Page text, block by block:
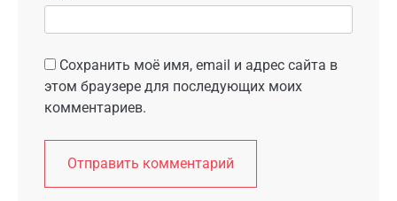
Сохранить моё имя, email и адрес сайта в
этом браузере для последующих моих
комментариев.